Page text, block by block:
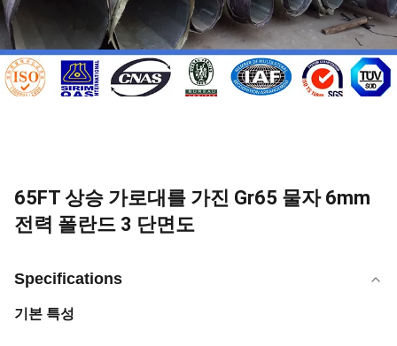
65FT 상승 가로대를 가진 Gr65 물자 6mm
전력 폴란드 3 단면도
Specifications
기본 특성